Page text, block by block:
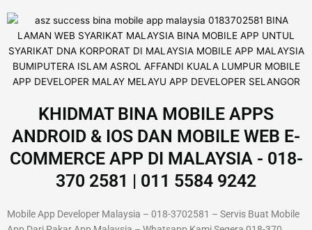
KHIDMAT BINA MOBILE APPS
ANDROID & IOS DAN MOBILE WEB E-
COMMERCE APP DI MALAYSIA - 018-
370 2581 | 011 5584 9242
Mobile App Developer Malaysia – 018-3702581 – Servis Buat Mobile